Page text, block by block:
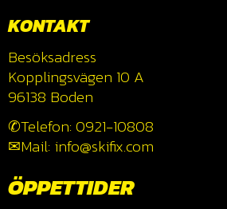
KONTAKT
Besöksadress
Kopplingsvägen 10 A
96138 Boden
✆Telefon: 0921-10808
✉Mail: info@skifix.com
ÖPPETTIDER